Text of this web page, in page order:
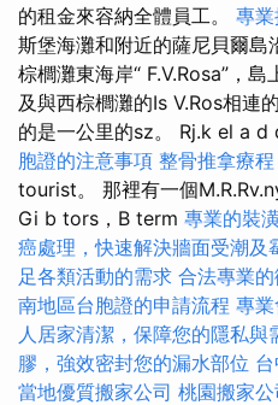
的租金來容納全體員工。 專
斯堡海灘和附近的薩尼貝爾島
棕櫚灘東海岸“ F.V.Rosa”，
及與西棕櫚灘的Is V.Ros相連
的是一公里的sz。 Rj.k el a
胞證的注意事項 整骨推拿療程
tourist。 那裡有一個
Gi b tors，B term 專業的裝
癌處理，快速解決牆面受潮及
足各類活動的需求 合法專業
南地區台胞證的申請流程 專
人居家清潔，保障您的隱私與
膠，強效密封您的漏水部位
當地優質搬家公司 桃園搬家